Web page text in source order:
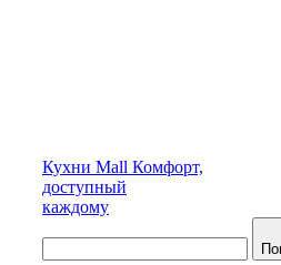
Кухни Mall Комфорт,
доступный
каждому